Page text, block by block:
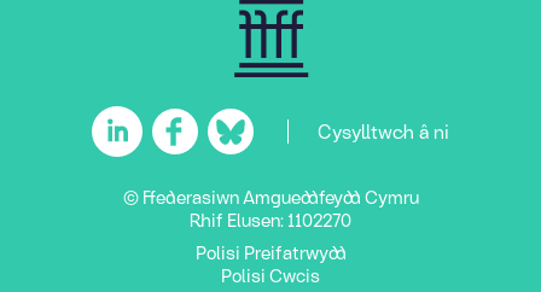
Cysylltwch â ni
© Ffederasiwn Amgueddfeydd Cymru
Rhif Elusen: 1102270
Polisi Preifatrwydd
Polisi Cwcis